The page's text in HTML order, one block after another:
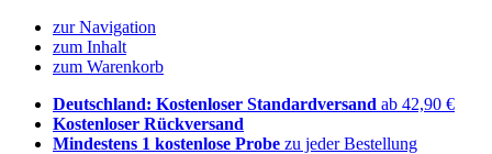
zur Navigation
zum Inhalt
zum Warenkorb
Deutschland: Kostenloser Standardversand ab 42,90 €
Kostenloser Rückversand
Mindestens 1 kostenlose Probe zu jeder Bestellung